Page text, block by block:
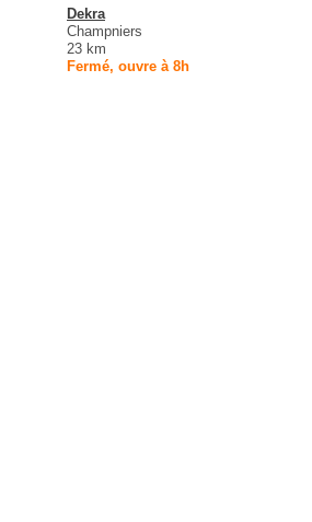
Dekra
Champniers
23 km
Fermé, ouvre à 8h